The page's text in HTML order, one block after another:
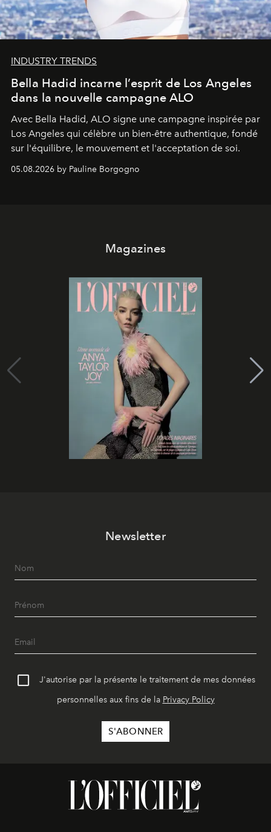
INDUSTRY TRENDS
Bella Hadid incarne l’esprit de Los Angeles
dans la nouvelle campagne ALO
Avec Bella Hadid, ALO signe une campagne inspirée par
Los Angeles qui célèbre un bien-être authentique, fondé
sur l'équilibre, le mouvement et l'acceptation de soi.
05.08.2026 by Pauline Borgogno
Magazines
Newsletter
J'autorise par la présente le traitement de mes données
personnelles aux fins de la Privacy Policy